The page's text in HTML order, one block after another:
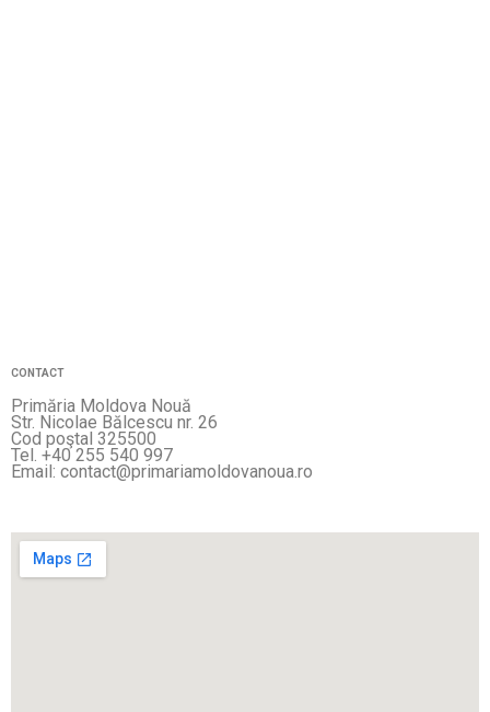
CONTACT
Primăria Moldova Nouă
Str. Nicolae Bălcescu nr. 26
Cod poştal 325500
Tel. +40 255 540 997
Email: contact@primariamoldovanoua.ro